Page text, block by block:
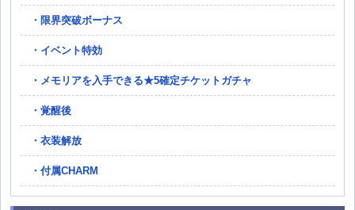
限界突破ボーナス
イベント特効
メモリアを入手できる★5確定チケットガチャ
覚醒後
衣装解放
付属CHARM